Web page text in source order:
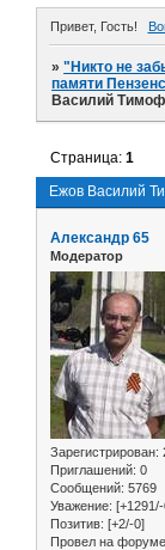
Привет, Гость!
»"Никто не
памяти
Василий
Ежов Василий
Страница:1
Александр 65
Модератор
Зарегистрирован:
Приглашений: 0
Сообщений: 5769
Уважение:
Позитив: [+2/-0]
Провел на